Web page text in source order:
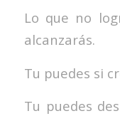
Lo que no
alcanzarás.
Tu puedes si
Tu puedes